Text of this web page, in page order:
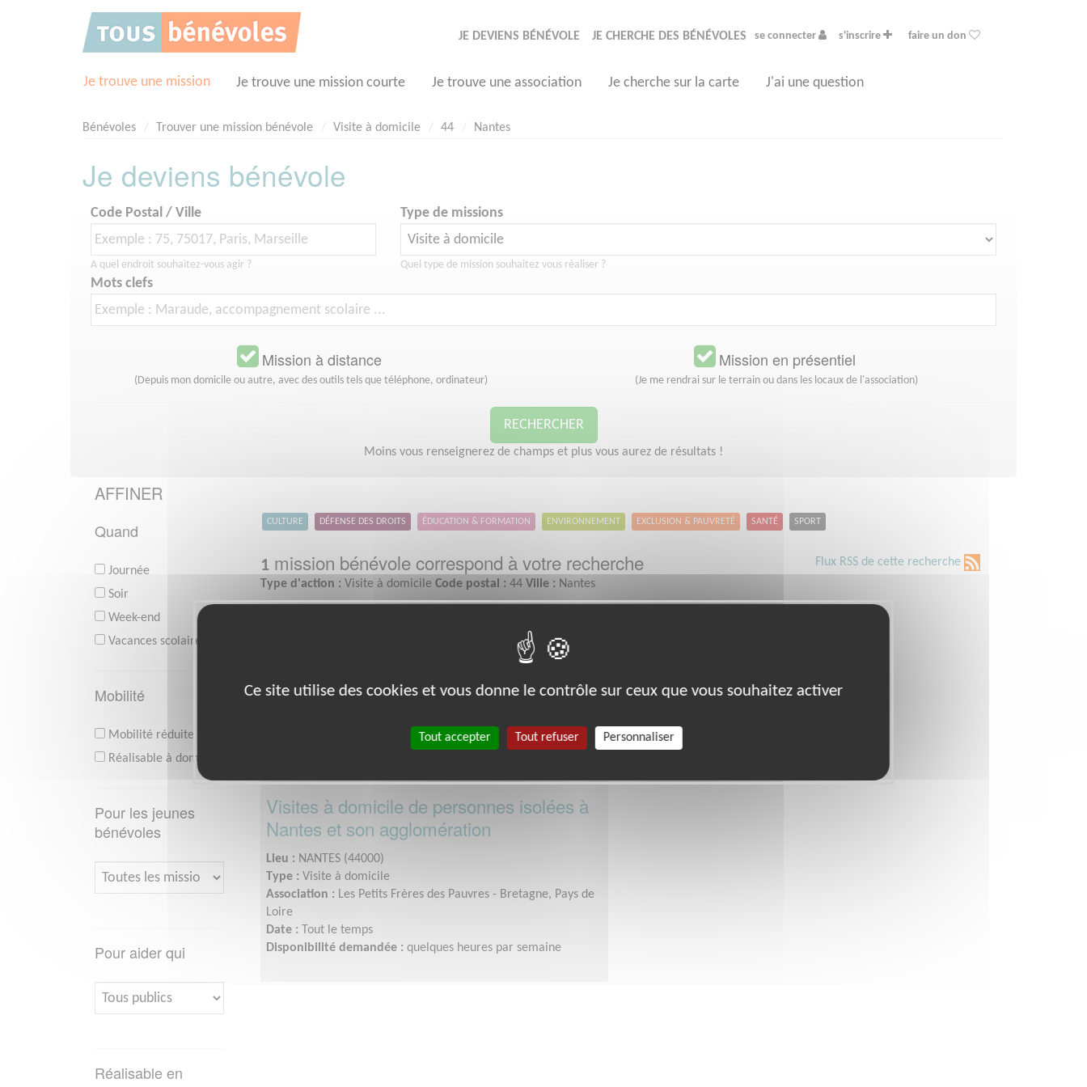
JE DEVIENS BÉNÉVOLE JE CHERCHE DES BÉNÉVOLES se connecter s'inscrire faire un don
Je trouve une mission Je trouve une mission courte Je trouve une association Je cherche sur la carte J'ai une question
Bénévoles Trouver une mission bénévole Visite à domicile 44 Nantes
Je deviens bénévole
Code Postal / Ville
A quel endroit souhaitez-vous agir ?
Type de missions
Quel type de mission souhaitez vous réaliser ?
Mots clefs
Mission à distance
(Depuis mon domicile ou autre, avec des outils tels que téléphone, ordinateur)
Mission en présentiel
(Je me rendrai sur le terrain ou dans les locaux de l'association)
RECHERCHER
Moins vous renseignerez de champs et plus vous aurez de résultats !
AFFINER
Quand
Journée
Soir
Week-end
Vacances scolaires
Mobilité
Mobilité réduite
Réalisable à domicile
Pour les jeunes
bénévoles
Pour aider qui
Réalisable en
CULTURE DÉFENSE DES DROITS ÉDUCATION & FORMATION ENVIRONNEMENT EXCLUSION & PAUVRETÉ SANTÉ SPORT
Flux RSS de cette recherche
1 mission bénévole correspond à votre recherche
Type d'action : Visite à domicile Code postal : 44 Ville : Nantes
Visites à domicile de personnes isolées à
Nantes et son agglomération
Lieu : NANTES (44000)
Type : Visite à domicile
Association : Les Petits Frères des Pauvres - Bretagne, Pays de
Loire
Date :
Tout le temps
Disponibilité demandée : quelques heures par semaine
Ce site utilise des cookies et vous donne le contrôle sur ceux que vous souhaitez activer
Tout accepter Tout refuser Personnaliser